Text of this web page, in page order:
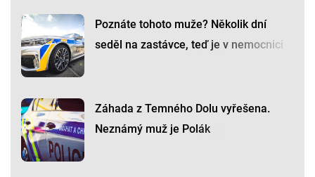
Poznáte tohoto muže? Několik dní
seděl na zastávce, teď je v nemocnici
Záhada z Temného Dolu vyřešena.
Neznámý muž je Polák